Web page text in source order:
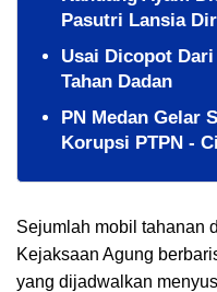
Pasutri Lansia
Usai Dicopot
Tahan Dadan
PN Medan Gelar
Korupsi PTPN -
Sejumlah mobil tahanan
Kejaksaan Agung
yang dijadwalkan